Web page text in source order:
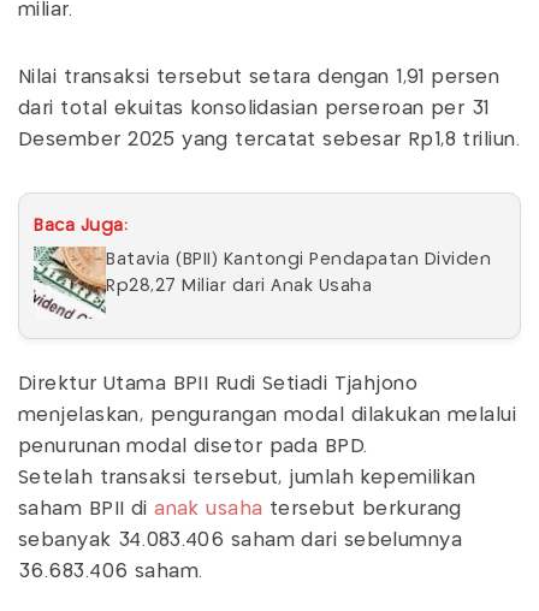
miliar.
Nilai transaksi tersebut setara dengan 1,91 persen
dari total ekuitas konsolidasian perseroan per 31
Desember 2025 yang tercatat sebesar Rp1,8 triliun.
Baca Juga:
Batavia (BPII) Kantongi Pendapatan Dividen
Rp28,27 Miliar dari Anak Usaha
Direktur Utama BPII Rudi Setiadi Tjahjono
menjelaskan, pengurangan modal dilakukan melalui
penurunan modal disetor pada BPD.
Setelah transaksi tersebut, jumlah kepemilikan
saham BPII dianak usaha tersebut berkurang
sebanyak 34.083.406 saham dari sebelumnya
36.683.406 saham.